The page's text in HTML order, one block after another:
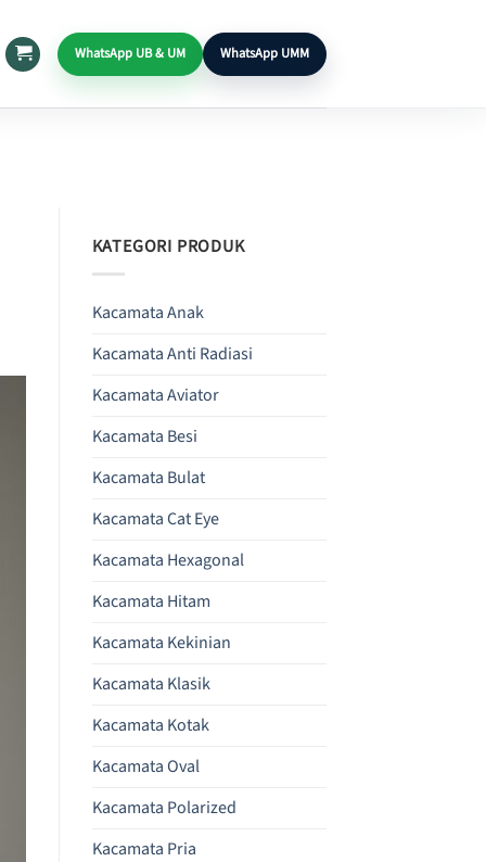
WhatsApp UB & UM WhatsApp UMM
KATEGORI PRODUK
Kacamata Anak
Kacamata Anti Radiasi
Kacamata Aviator
Kacamata Besi
Kacamata Bulat
Kacamata Cat Eye
Kacamata Hexagonal
Kacamata Hitam
Kacamata Kekinian
Kacamata Klasik
Kacamata Kotak
Kacamata Oval
Kacamata Polarized
Kacamata Pria